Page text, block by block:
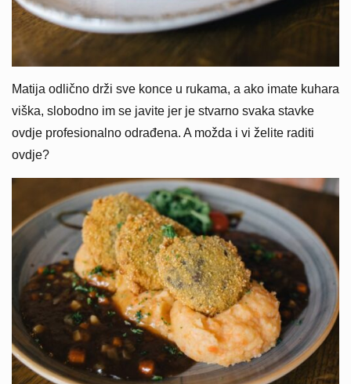
Matija odlično drži sve konce u rukama, a ako imate kuhara
viška, slobodno im se javite jer je stvarno svaka stavke
ovdje profesionalno odrađena. A možda i vi želite raditi
ovdje?